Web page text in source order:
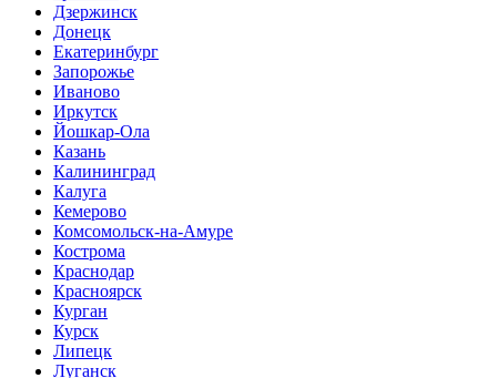
Дзержинск
Донецк
Екатеринбург
Запорожье
Иваново
Иркутск
Йошкар-Ола
Казань
Калининград
Калуга
Кемерово
Комсомольск-на-Амуре
Кострома
Краснодар
Красноярск
Курган
Курск
Липецк
Луганск